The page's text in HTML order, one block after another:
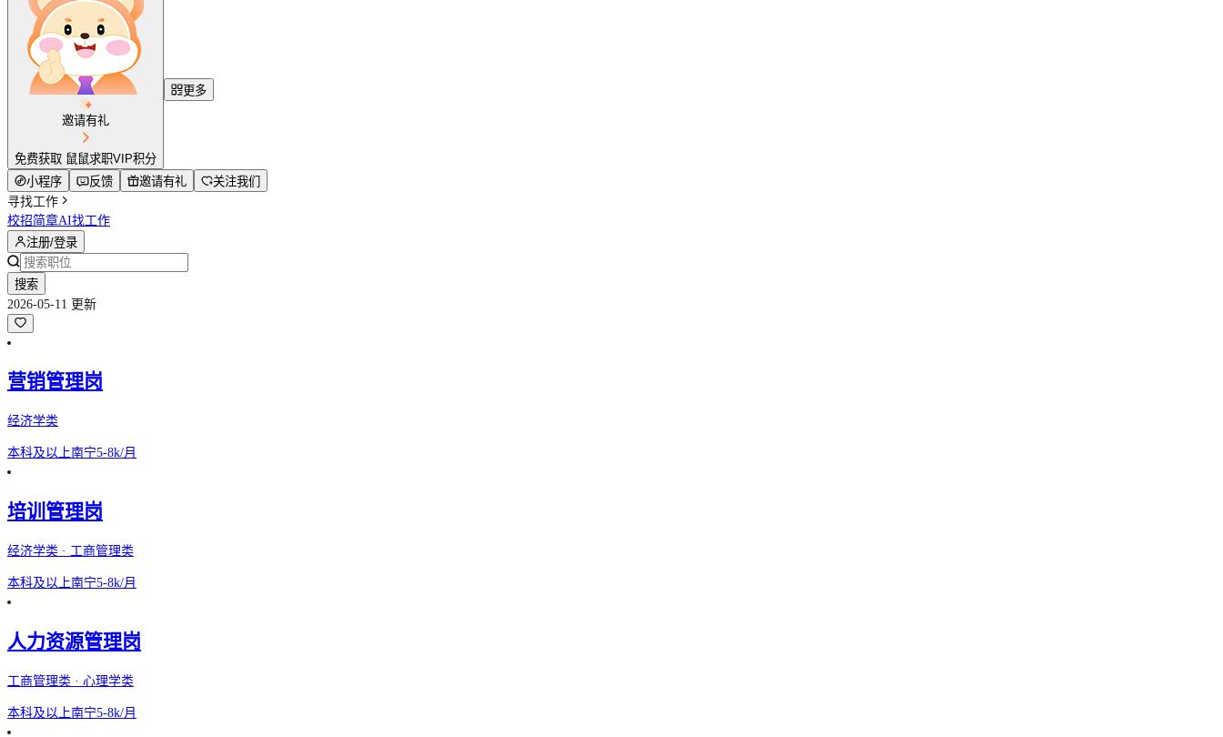
邀请有礼
免费获取 鼠鼠求职VIP积分
更多
小程序 反馈 邀请有礼
关注我们
寻找工作
校招简章AI找工作
注册/登录
搜索
2026-05-11 更新
营销管理岗
经济学类
本科及以上南宁5-8k/月
培训管理岗
经济学类 · 工商管理类
本科及以上南宁5-8k/月
人力资源管理岗
工商管理类 · 心理学类
本科及以上南宁5-8k/月